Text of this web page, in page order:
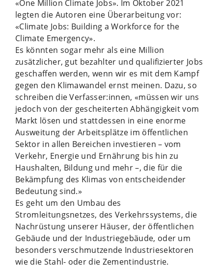
«One Million Climate Jobs». Im Oktober 2021
legten die Autoren eine Überarbeitung vor:
«Climate Jobs: Building a Workforce for the
Climate Emergency».
Es könnten sogar mehr als eine Million
zusätzlicher, gut bezahlter und qualifizierter Jobs
geschaffen werden, wenn wir es mit dem Kampf
gegen den Klimawandel ernst meinen. Dazu, so
schreiben die Verfasser:innen, «müssen wir uns
jedoch von der gescheiterten Abhängigkeit vom
Markt lösen und stattdessen in eine enorme
Ausweitung der Arbeitsplätze im öffentlichen
Sektor in allen Bereichen investieren – vom
Verkehr, Energie und Ernährung bis hin zu
Haushalten, Bildung und mehr –, die für die
Bekämpfung des Klimas von entscheidender
Bedeutung sind.»
Es geht um den Umbau des
Stromleitungsnetzes, des Verkehrssystems, die
Nachrüstung unserer Häuser, der öffentlichen
Gebäude und der Industriegebäude, oder um
besonders verschmutzende Industriesektoren
wie die Stahl- oder die Zementindustrie.